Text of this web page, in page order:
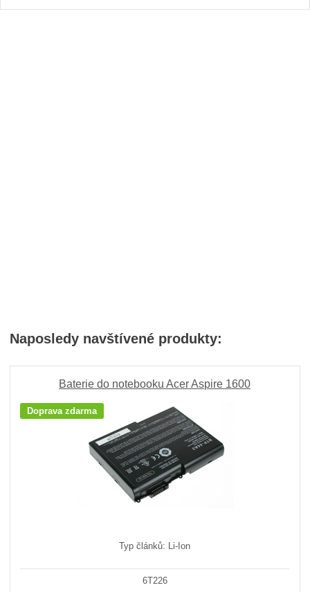
Naposledy navštívené produkty:
Baterie do notebooku Acer Aspire 1600
Doprava zdarma
Typ článků: Li-Ion
6T226